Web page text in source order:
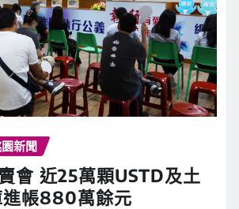
新聞
會 近25萬顆USTD及土
帳880萬餘元